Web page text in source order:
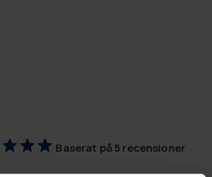
Baserat på 5 recensioner